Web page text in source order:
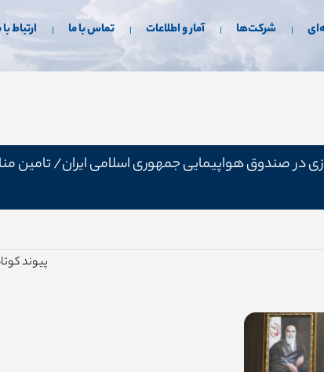
شرکت‌ها آمار و اطلاعات تماس با ما ارتباط
۱۳۰۰۰ حکم متناسب سازی در صندوق هواپیمایی جمهوری اسلامی
پیوند